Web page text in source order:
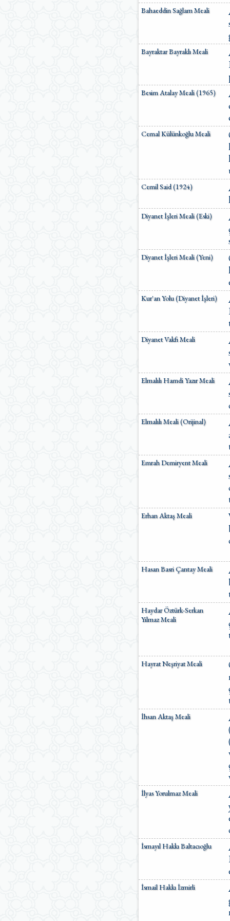
Bahaeddin Sağlam Meali
Bayraktar Bayraklı Meali
Besim Atalay Meali (1965)
Cemal Külünkoğlu Meali
Cemil Said (1924)
Diyanet İşleri Meali (Eski)
Diyanet İşleri Meali (Yeni)
Kur'an Yolu (Diyanet İşleri)
Diyanet Vakfı Meali
Elmalılı Hamdi Yazır Meali
Elmalılı Meali (Orijinal)
Emrah Demiryent Meali
Erhan Aktaş Meali
Hasan Basri Çantay Meali
Haydar Öztürk-Serkan
Yılmaz Meali
Hayrat Neşriyat Meali
İhsan Aktaş Meali
İlyas Yorulmaz Meali
İsmayıl Hakkı Baltacıoğlu
İsmail Hakkı İzmirli